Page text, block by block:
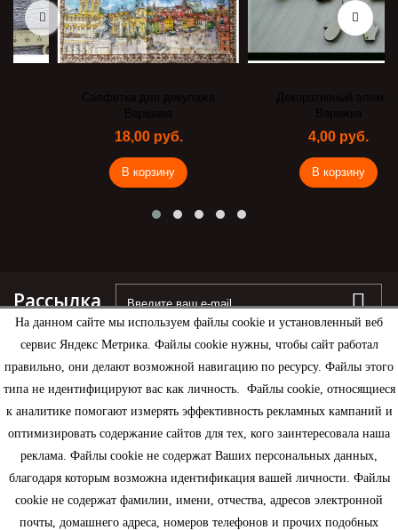
На данном сайте мы используем файлы cookie и установленный веб
сервис Яндекс Метрика. Файлы cookie нужны, чтобы сайт работал
правильно, они делают возможной навигацию по ресурсу. Файлы этого
типа не идентифицируют вас как личность. Файлы cookie, относящиеся
к аналитике помогают измерять эффективность рекламных кампаний и
оптимизировать содержание сайтов для тех, кого заинтересовала наша
реклама. Файлы cookie не содержат Ваших персональных данных,
благодаря которым возможна идентификация вашей личности. Файлы
cookie не содержат фамилии, имени, отчества, адресов электронной
почты, домашнего адреса, номеров телефонов и прочих подобных
Салфетка для декупажа
Варшава
18,00 руб.
В корзину
Декоративный элемент
4,00 руб.
В корзину
Рассылка
Информация
Моя учетная запись
Контактная информация